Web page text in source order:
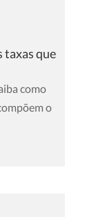
taxas que
como
o